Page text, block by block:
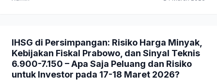
IHSG di Persimpangan: Risiko Harga Minyak,
Kebijakan Fiskal Prabowo, dan Sinyal Teknis
6.900-7.150 – Apa Saja Peluang dan Risiko
untuk Investor pada 17-18 Maret 2026?